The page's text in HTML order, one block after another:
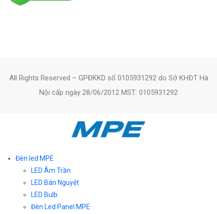
All Rights Reserved – GPĐKKD số 0105931292 do Sở KHĐT Hà
Nội cấp ngày 28/06/2012 MST: 0105931292
Đèn led MPE
LED Âm Trần
LED Bán Nguyệt
LED Bulb
Đèn Led Panel MPE